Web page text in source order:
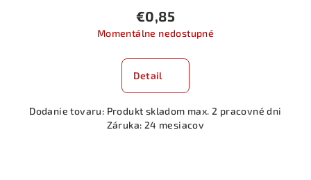
€0,85
Momentálne nedostupné
Detail
Dodanie tovaru: Produkt skladom max. 2 pracovné dni
Záruka: 24 mesiacov